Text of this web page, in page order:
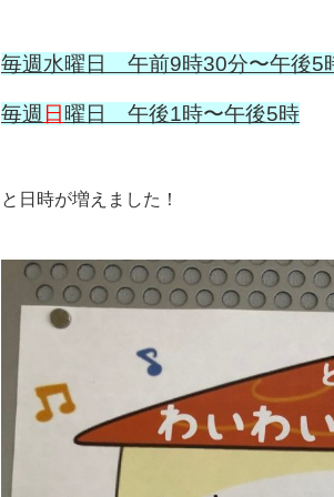
毎週水曜日 午前9時30分〜午後5
毎週 日曜日 午後1時〜午後5時
と日時が増えました！